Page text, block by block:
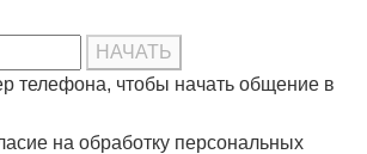
НАЧАТЬ
телефона, чтобы начать общение в
на обработку персональных